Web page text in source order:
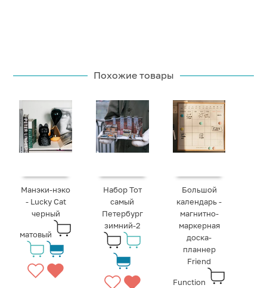
Похожие товары
Манэки-нэко
- Lucky Cat
черный
матовый
Набор Тот
самый
Петербург
зимний-2
Большой
календарь -
магнитно-
маркерная
доска-
планнер
Friend
Function